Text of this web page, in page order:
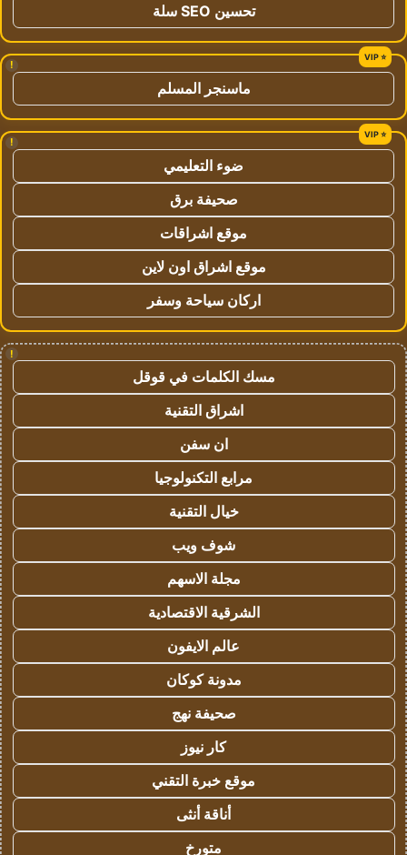
تحسين SEO سلة
!
ماسنجر المسلم
!
ضوء التعليمي
صحيفة برق
موقع اشراقات
موقع اشراق اون لاين
اركان سياحة وسفر
!
مسك الكلمات في قوقل
اشراق التقنية
ان سفن
مرابع التكنولوجيا
خيال التقنية
شوف ويب
مجلة الاسهم
الشرقية الاقتصادية
عالم الايفون
مدونة كوكان
صحيفة نهج
كار نيوز
موقع خبرة التقني
أناقة أنثى
متورخ